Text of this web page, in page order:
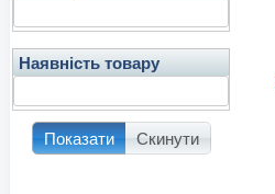
Наявність товару
Показати Скинути